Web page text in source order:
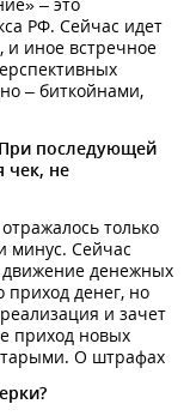
РФ. Сейчас идет
и иное встречное
– биткойнами,
последующей
чек, не
только
минус. Сейчас
денежных
приход денег, но
и зачет
приход новых
О штрафах